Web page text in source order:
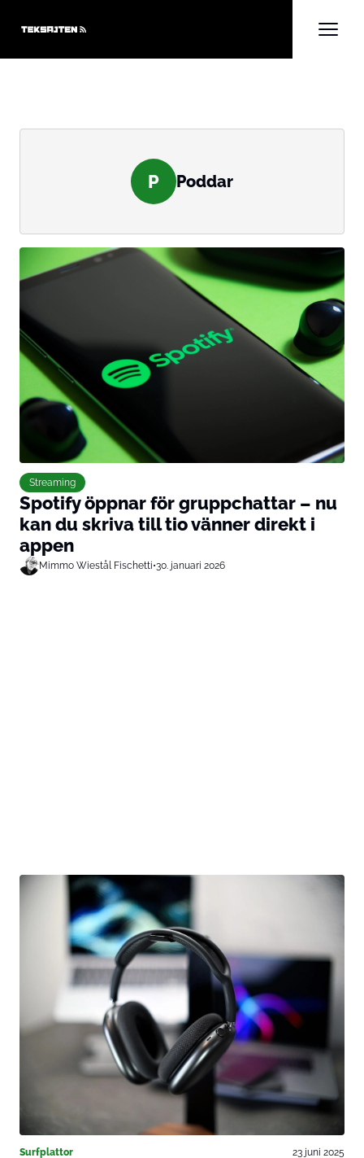
P Poddar
Streaming
Spotify öppnar för gruppchattar – nu
kan du skriva till tio vänner direkt i
appen
Mimmo Wiestål Fischetti•30. januari 2026
Surfplattor 23 juni 2025